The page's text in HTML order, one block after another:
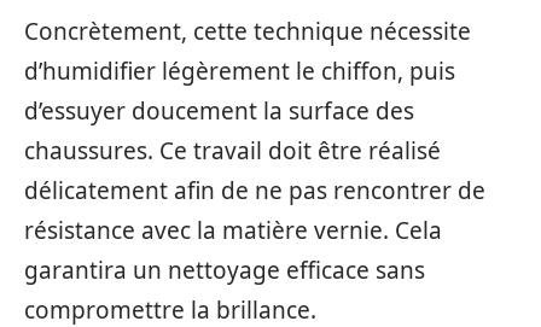
Concrètement, cette technique nécessite
d’humidifier légèrement le chiffon, puis
d’essuyer doucement la surface des
chaussures. Ce travail doit être réalisé
délicatement afin de ne pas rencontrer de
résistance avec la matière vernie. Cela
garantira un nettoyage efficace sans
compromettre la brillance.